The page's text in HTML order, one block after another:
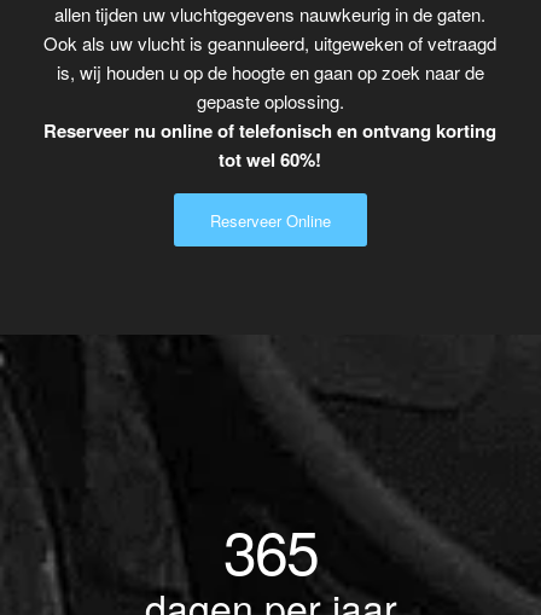
allen tijden uw vluchtgegevens nauwkeurig in de gaten.
Ook als uw vlucht is geannuleerd, uitgeweken of vetraagd
is, wij houden u op de hoogte en gaan op zoek naar de
gepaste oplossing.
Reserveer nu online of telefonisch en ontvang korting
tot wel 60%!
Reserveer Online
365